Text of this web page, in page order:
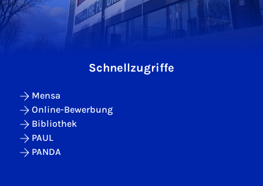
Schnellzugriffe
Mensa
Online-Bewerbung
Bibliothek
PAUL
PANDA